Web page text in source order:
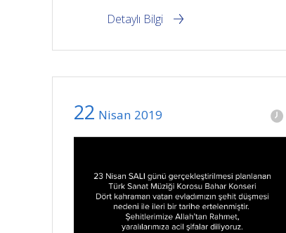
Detaylı Bilgi
22 Nisan 2019